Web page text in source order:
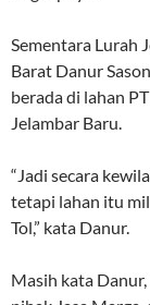
Sementara Lurah
Barat Danur
berada di lahan
Jelambar Baru.
“Jadi secara
tetapi lahan itu
Tol,” kata Danur.
Masih kata